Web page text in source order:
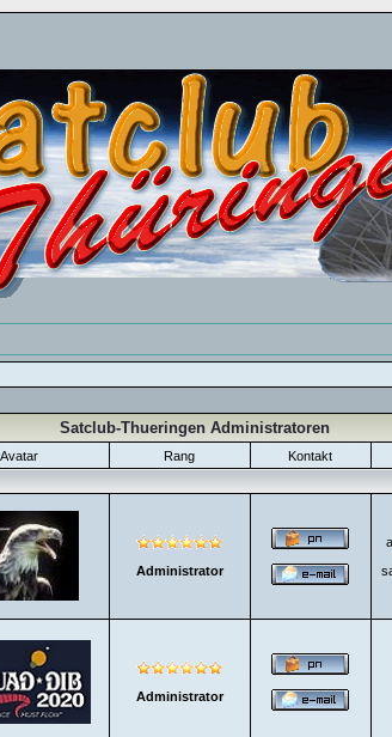
Satclub-Thueringen Administratoren
Avatar Rang Kontakt
Administrator
Administrator